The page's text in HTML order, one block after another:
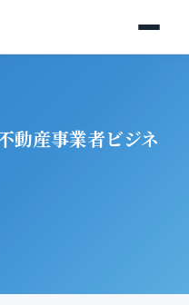
産事業者ビジネ